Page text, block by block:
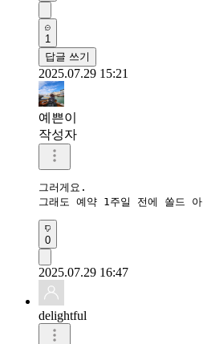
1
답글 쓰기
2025.07.29 15:21
예쁜이
작성자
그러게요.
그래도 예약 1주일 전에 쏠드 아
0
2025.07.29 16:47
delightful